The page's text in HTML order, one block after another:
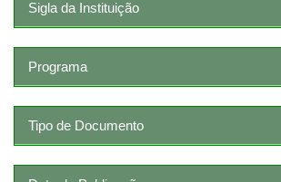
Sigla da Instituição
Programa
Tipo de Documento